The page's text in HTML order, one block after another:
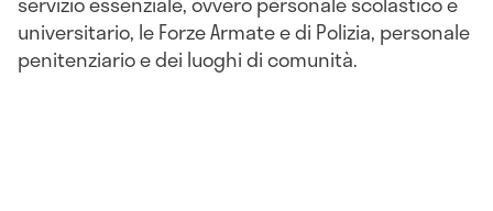
universitario, le Forze Armate e di Polizia, personale
penitenziario e dei luoghi di comunità.